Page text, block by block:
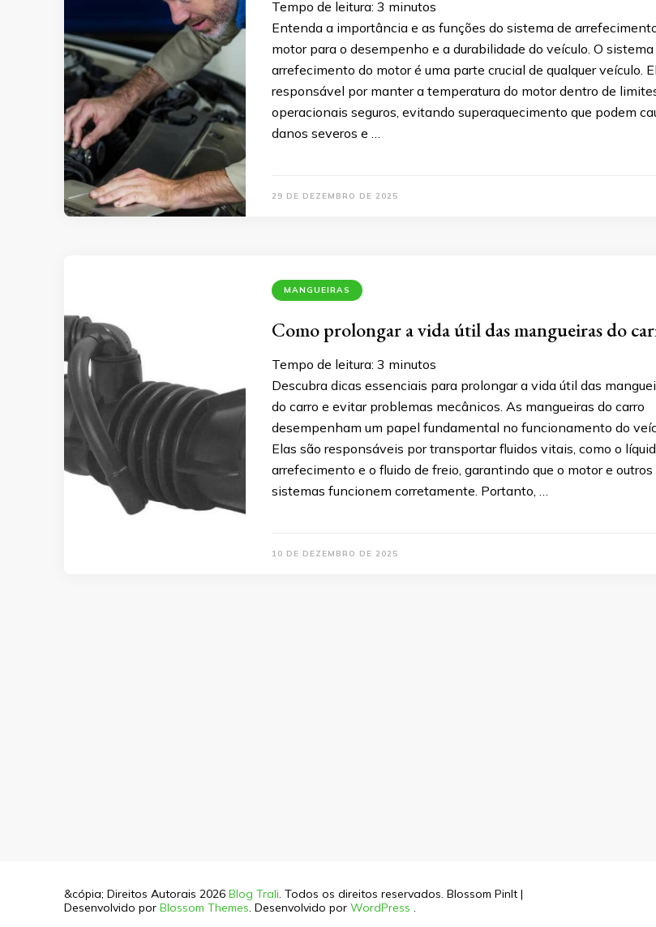
Tempo de leitura: 3 minutos
Entenda a importância e as funções do sistema de
motor para o desempenho e a durabilidade do veículo. O sistema
arrefecimento do motor é uma parte crucial de qualquer veículo.
responsável por manter a temperatura do motor dentro de
operacionais seguros, evitando superaquecimento que podem
danos severos e …
29 DE DEZEMBRO DE 2025
MANGUEIRAS
Como prolongar a vida útil das mangueiras do
Tempo de leitura: 3 minutos
Descubra dicas essenciais para prolongar a vida útil das
do carro e evitar problemas mecânicos. As mangueiras do carro
desempenham um papel fundamental no funcionamento do
Elas são responsáveis por transportar fluidos vitais, como o
arrefecimento e o fluido de freio, garantindo que o motor e outros
sistemas funcionem corretamente. Portanto, …
10 DE DEZEMBRO DE 2025
&cópia; Direitos Autorais 2026 Blog Trali. Todos os direitos reservados. Blossom PinIt |
Desenvolvido por Blossom Themes. Desenvolvido por WordPress .